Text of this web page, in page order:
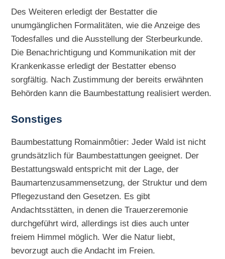
Des Weiteren erledigt der Bestatter die
unumgänglichen Formalitäten, wie die Anzeige des
Todesfalles und die Ausstellung der Sterbeurkunde.
Die Benachrichtigung und Kommunikation mit der
Krankenkasse erledigt der Bestatter ebenso
sorgfältig. Nach Zustimmung der bereits erwähnten
Behörden kann die Baumbestattung realisiert werden.
Sonstiges
Baumbestattung Romainmôtier: Jeder Wald ist nicht
grundsätzlich für Baumbestattungen geeignet. Der
Bestattungswald entspricht mit der Lage, der
Baumartenzusammensetzung, der Struktur und dem
Pflegezustand den Gesetzen. Es gibt
Andachtsstätten, in denen die Trauerzeremonie
durchgeführt wird, allerdings ist dies auch unter
freiem Himmel möglich. Wer die Natur liebt,
bevorzugt auch die Andacht im Freien.